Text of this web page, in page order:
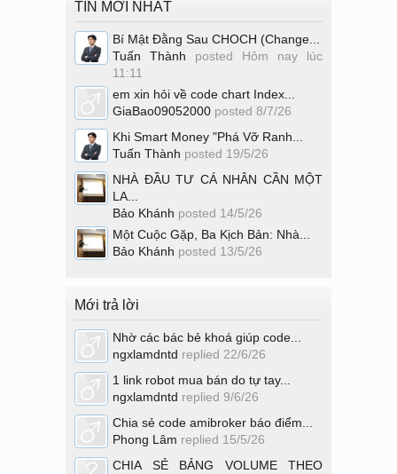
TIN MỚI NHẤT
Bí Mật Đằng Sau CHOCH (Change...
Tuấn Thành posted Hôm nay lúc
11:11
em xin hỏi về code chart Index...
GiaBao09052000 posted 8/7/26
Khi Smart Money "Phá Vỡ Ranh...
Tuấn Thành posted 19/5/26
NHÀ ĐẦU TƯ CÁ NHÂN CẦN MỘT
LA...
Bảo Khánh posted 14/5/26
Một Cuộc Gặp, Ba Kịch Bản: Nhà...
Bảo Khánh posted 13/5/26
Mới trả lời
Nhờ các bác bẻ khoá giúp code...
ngxlamdntd replied 22/6/26
1 link robot mua bán do tự tay...
ngxlamdntd replied 9/6/26
Chia sẻ code amibroker báo điểm...
Phong Lâm replied 15/5/26
CHIA SẺ BẢNG VOLUME THEO